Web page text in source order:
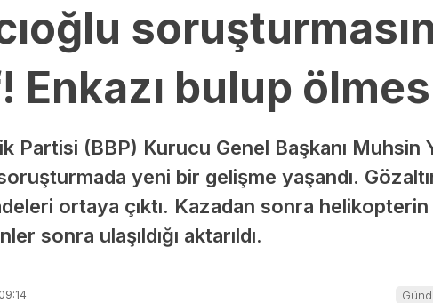
Enkazı bulup
Partisi (BBP) Kurucu Genel Başkanı Muhsin
yeni bir gelişme yaşandı.
ortaya çıktı. Kazadan sonra
sonra ulaşıldığı aktarıldı.